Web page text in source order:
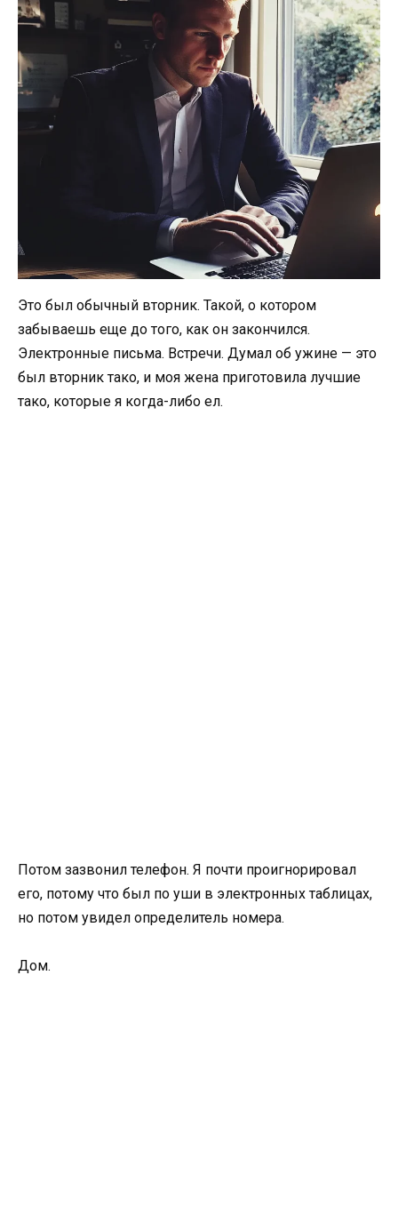
Это был обычный вторник. Такой, о котором
забываешь еще до того, как он закончился.
Электронные письма. Встречи. Думал об ужине — это
был вторник тако, и моя жена приготовила лучшие
тако, которые я когда-либо ел.
Потом зазвонил телефон. Я почти проигнорировал
его, потому что был по уши в электронных таблицах,
но потом увидел определитель номера.
Дом.